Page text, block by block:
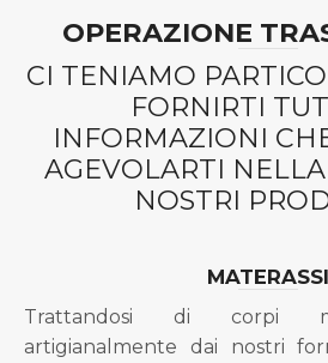
OPERAZIONE
CI TENIAMO
FORNIRTI
INFORMAZIONI
AGEVOLARTI
NOSTRI
MATERASSI
Trattandosi di corpi
artigianalmente dai nostri